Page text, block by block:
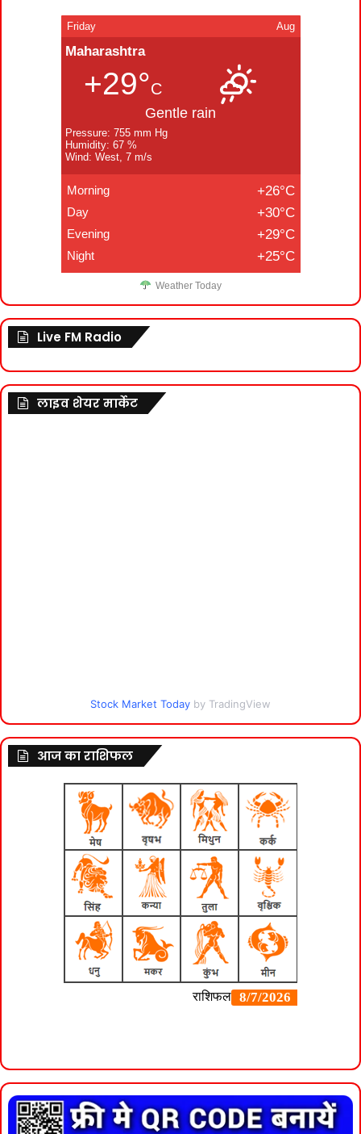
Friday Aug
Maharashtra
+29°C
Gentle rain
Pressure: 755 mm Hg
Humidity: 67 %
Wind: West, 7 m/s
Morning +26°C
Day +30°C
Evening +29°C
Night +25°C
Weather Today
Live FM Radio
लाइव शेयर मार्केट
Stock Market Today by TradingView
आज का राशिफल